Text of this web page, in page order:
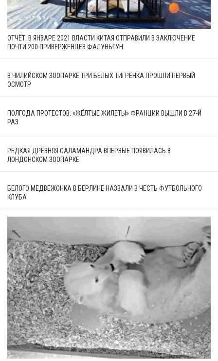
ОТЧЁТ: В ЯНВАРЕ 2021 ВЛАСТИ КИТАЯ ОТПРАВИЛИ В ЗАКЛЮЧЕНИЕ
ПОЧТИ 200 ПРИВЕРЖЕНЦЕВ ФАЛУНЬГУН
В ЧИЛИЙСКОМ ЗООПАРКЕ ТРИ БЕЛЫХ ТИГРЁНКА ПРОШЛИ ПЕРВЫЙ
ОСМОТР
ПОЛГОДА ПРОТЕСТОВ: «ЖЁЛТЫЕ ЖИЛЕТЫ» ФРАНЦИИ ВЫШЛИ В 27-Й
РАЗ
РЕДКАЯ ДРЕВНЯЯ САЛАМАНДРА ВПЕРВЫЕ ПОЯВИЛАСЬ В
ЛОНДОНСКОМ ЗООПАРКЕ
БЕЛОГО МЕДВЕЖОНКА В БЕРЛИНЕ НАЗВАЛИ В ЧЕСТЬ ФУТБОЛЬНОГО
КЛУБА